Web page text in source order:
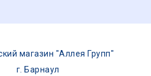
магазин "Аллея Групп"
г. Барнаул